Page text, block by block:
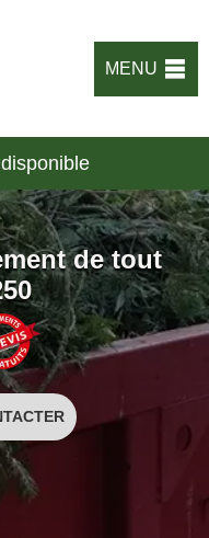
MENU
de tout